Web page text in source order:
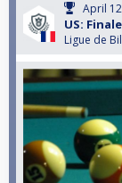
April
US:
Ligue de